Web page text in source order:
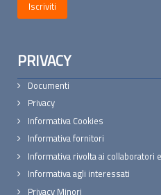
PRIVACY
Documenti
Privacy
Informativa Cookies
Informativa fornitori
Informativa rivolta ai collaboratori
Informativa agli interessati
Privacy Minori